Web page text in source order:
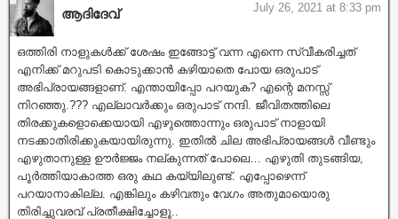
ആദിദേവ് July 26, 2021 at 8:33 pm
ഒത്തിരി നാളുകൾക്ക് ശേഷം ഇങ്ങോട്ട് വന്ന എന്നെ സ്വീകരിച്ചത്
എനിക്ക് മറുപടി കൊടുക്കാൻ കഴിയാതെ പോയ ഒരുപാട്
അഭിപ്രായങ്ങളാണ്. എന്തായിപ്പോ പറയുക? എന്റെ മനസ്സ്
നിറഞ്ഞു.??? എല്ലാവർക്കും ഒരുപാട് നന്ദി. ജീവിതത്തിലെ
തിരക്കുകളൊക്കെയായി എഴുത്തൊന്നും ഒരുപാട് നാളായി
നടക്കാതിരിക്കുകയായിരുന്നു. ഇതിൽ ചില അഭിപ്രായങ്ങൾ വീണ്ടും
എഴുതാനുള്ള ഊർജ്ജം നല്കുന്നത് പോലെ… എഴുതി തുടങ്ങിയ,
പൂർത്തിയാകാത്ത ഒരു കഥ കയ്യിലുണ്ട്. എപ്പോഴെന്ന്
പറയാനാകില്ല. എങ്കിലും കഴിവതും വേഗം അതുമായൊരു
തിരിച്ചുവരവ് പ്രതീക്ഷിച്ചോളൂ..